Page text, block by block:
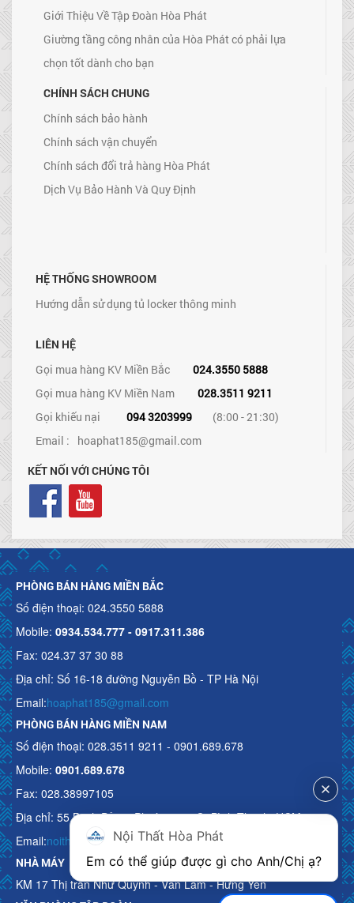
Giới Thiệu Về Tập Đoàn Hòa Phát
Giường tầng công nhân của Hòa Phát có phải lựa
chọn tốt dành cho bạn
CHÍNH SÁCH CHUNG
Chính sách bảo hành
Chính sách vận chuyển
Chính sách đổi trả hàng Hòa Phát
Dịch Vụ Bảo Hành Và Quy Định
HỆ THỐNG SHOWROOM
Hướng dẫn sử dụng tủ locker thông minh
LIÊN HỆ
Gọi mua hàng KV Miền Bắc
024.3550 5888
Gọi mua hàng KV Miền Nam
028.3511 9211
Gọi khiếu nại
094 3203999
(8:00 - 21:30)
Email : hoaphat185@gmail.com
KẾT NỐI VỚI CHÚNG TÔI
PHÒNG BÁN HÀNG MIỀN BẮC
Số điện thoại: 024.3550 5888
Mobile: 0934.534.777 - 0917.311.386
Fax: 024.37 37 30 88
Địa chỉ: Số 16-18 đường Nguyễn Bồ - TP Hà Nội
Email:hoaphat185@gmail.com
PHÒNG BÁN HÀNG MIỀN NAM
Số điện thoại: 028.3511 9211 - 0901.689.678
Mobile: 0901.689.678
Fax: 028.38997105
Địa chỉ: 55 Bạch Đằng, Phường 15, Q. Bình Thạnh, HCM
Email:noithathoaphattot@gmail.com
NHÀ MÁY
KM 17 Thị trấn Như Quỳnh - Văn Lâm - Hưng Yên
Nội Thất Hòa Phát